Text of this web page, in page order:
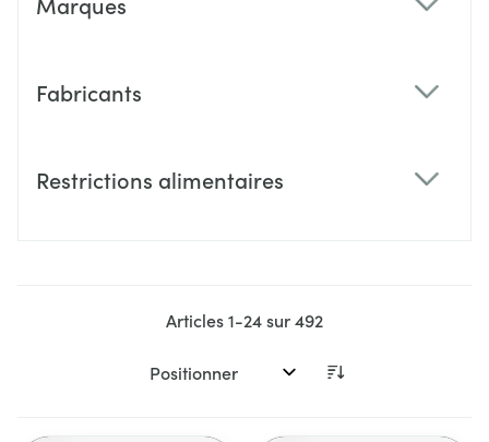
Fabricants
Restrictions alimentaires
Articles1-24sur492
Trier par: